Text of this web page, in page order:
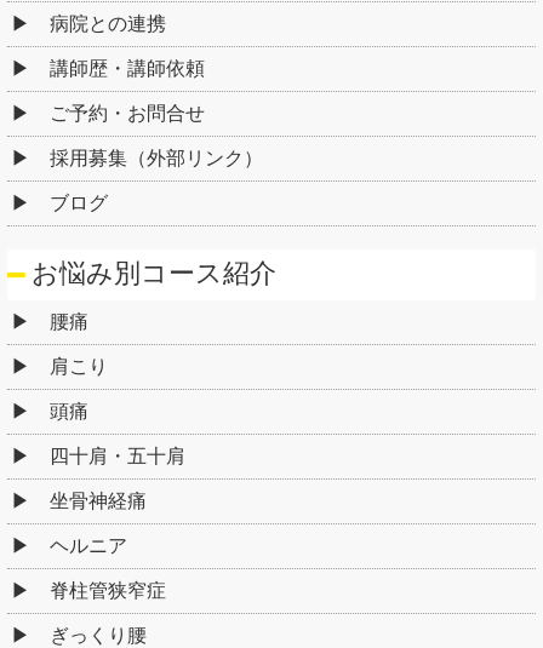
病院との連携
講師歴・講師依頼
ご予約・お問合せ
採用募集（外部リンク）
ブログ
お悩み別コース紹介
腰痛
肩こり
頭痛
四十肩・五十肩
坐骨神経痛
ヘルニア
脊柱管狭窄症
ぎっくり腰